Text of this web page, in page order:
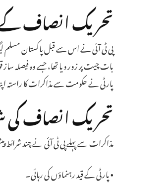
تحریک انصاف
پی ٹی آئی نے اس سے قبل پاکستان مسلم
بات چیت پر زور دیا تھا، جسے وہ فیصلہ
پارٹی نے حکومت سے مذاکرات کا راستہ
تحریک انصاف کی
مذاکرات سے پہلے پی ٹی آئی نے چند
• پارٹی کے قید رہنماؤں کی رہائی۔